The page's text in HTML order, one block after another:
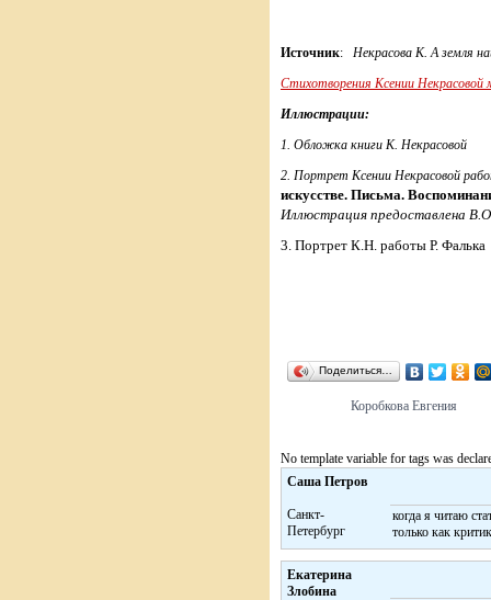
Источник:
Некрасова К. А земля
Стихотворения Ксении
Иллюстрации:
1. Обложка книги К. Некрасовой
2. Портрет Ксении Некрасовой
искусстве. Письма.
Иллюстрация предоставлена
3. Портрет К.Н. работы Р. Фалька
Поделиться…
Коробкова Евгения
No template variable for tags was
Саша Петров
Санкт-
Петербург
когда я читаю
только как
Екатерина
Злобина